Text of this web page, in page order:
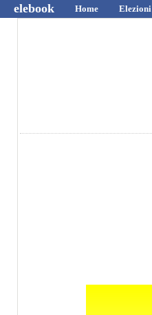
elebook Home Elezioni